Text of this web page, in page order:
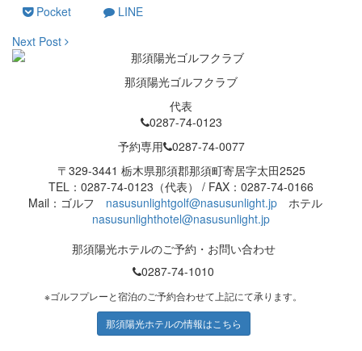
Pocket
LINE
Next Post
那須陽光ゴルフクラブ
代表
0287-74-0123
予約専用 0287-74-0077
〒329-3441 栃木県那須郡那須町寄居字太田2525
TEL：0287-74-0123（代表） / FAX：0287-74-0166
Mail：ゴルフ nasusunlightgolf@nasusunlight.jp ホテル
nasusunlighthotel@nasusunlight.jp
那須陽光ホテルのご予約・お問い合わせ
0287-74-1010
※ゴルフプレーと宿泊のご予約合わせて上記にて承ります。
那須陽光ホテルの情報はこちら